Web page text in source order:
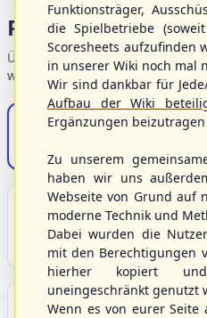
Portalbereiche
Übersicht der
weiterführende Informationen.
S/HBV-Shop
Unser Sport
Grundlagen und
und Baseball5.
Berichte und
Funktionsträger,
die Spielbetriebe
Scoresheets aufzufinden
in unserer Wiki noch mal
Wir sind dankbar für
Aufbau der Wiki
Ergänzungen
Zu unserem
haben wir uns
Webseite von Grund auf
moderne Technik und
Dabei wurden die
mit den Berechtigungen
hierher kopiert
uneingeschränkt genutzt
Wenn es von eurer Seite